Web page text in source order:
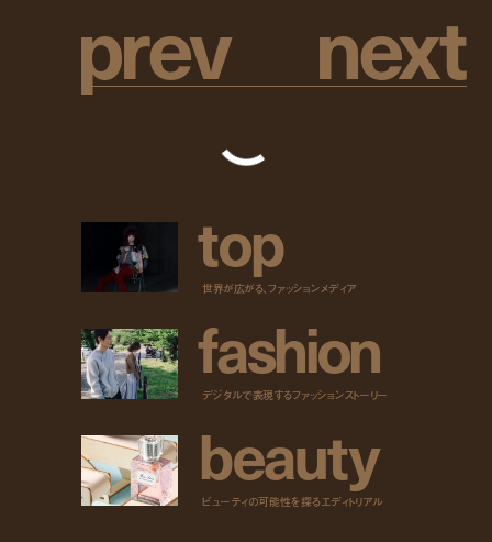
prev next
top
世界が広がる、ファッションメディア
fashion
デジタルで表現するファッションストーリー
beauty
ビューティの可能性を探るエディトリアル